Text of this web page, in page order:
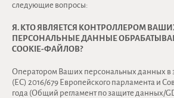
следующие вопросы:
Я. КТО ЯВЛЯЕТСЯ КОНТРОЛЛЕРОМ
ПЕРСОНАЛЬНЫЕ ДАННЫЕ
COOKIE-ФАЙЛОВ?
Оператором Ваших персональных данных в
(ЕС) 2016/679 Европейского парламента и
года (Общий регламент по защите данных/